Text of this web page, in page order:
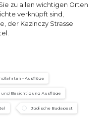
zu allen wichtigen Orten
verknüpft sind,
der Kazinczy Strasse
- Ausflüge
und Besichtigung Ausflüge
Jüdische Budapest